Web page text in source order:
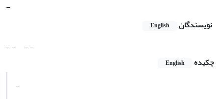
-
نویسندگان English
- -
- -
چکیده
English
-